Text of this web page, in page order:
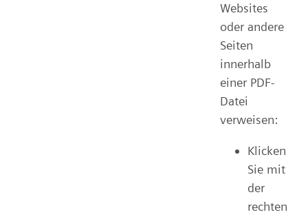
Websites
oder andere
Seiten
innerhalb
einer PDF-
Datei
verweisen:
Klicken
Sie mit
der
rechten